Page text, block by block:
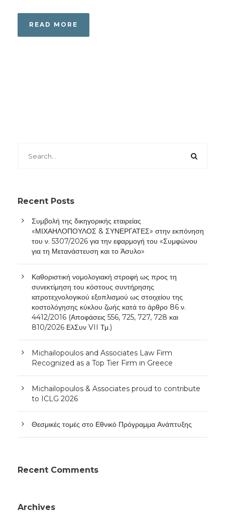
READ MORE
Recent Posts
Συμβολή της δικηγορικής εταιρείας
«ΜΙΧΑΗΛΟΠΟΥΛΟΣ & ΣΥΝΕΡΓΑΤΕΣ» στην εκπόνηση
του ν. 5307/2026 για την εφαρμογή του «Συμφώνου
για τη Μετανάστευση και το Άσυλο»
Καθοριστική νομολογιακή στροφή ως προς τη
συνεκτίμηση του κόστους συντήρησης
ιατροτεχνολογικού εξοπλισμού ως στοιχείου της
κοστολόγησης κύκλου ζωής κατά το άρθρο 86 ν.
4412/2016 (Αποφάσεις 556, 725, 727, 728 και
810/2026 ΕλΣυν VII Τμ.)
Michailopoulos and Associates Law Firm
Recognized as a Top Tier Firm in Greece
Michailopoulos & Associates proud to contribute
to ICLG 2026
Θεσμικές τομές στο Εθνικό Πρόγραμμα Ανάπτυξης
Recent Comments
Archives